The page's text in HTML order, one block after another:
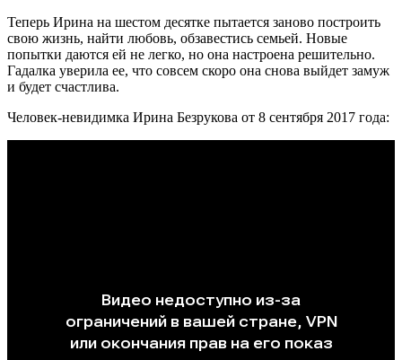
Теперь Ирина на шестом десятке пытается заново построить
свою жизнь, найти любовь, обзавестись семьей. Новые
попытки даются ей не легко, но она настроена решительно.
Гадалка уверила ее, что совсем скоро она снова выйдет замуж
и будет счастлива.
Человек-невидимка Ирина Безрукова от 8 сентября 2017 года: